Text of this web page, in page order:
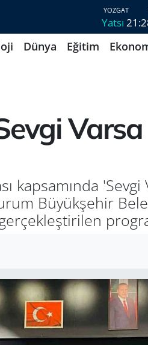
Yatsı
Dünya Eğitim
kapsamında
Büyükşehir